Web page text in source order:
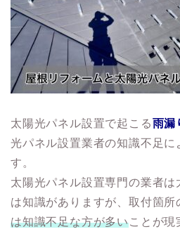
太陽光パネル設置で起こる雨漏
光パネル設置業者の知識不足
す。
太陽光パネル設置専門の業者は
は知識がありますが、取付箇所
は知識不足な方が多いことが現